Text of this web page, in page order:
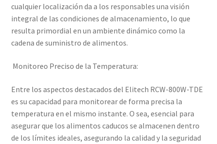
cualquier localización da a los responsables una visión
integral de las condiciones de almacenamiento, lo que
resulta primordial en un ambiente dinámico como la
cadena de suministro de alimentos.
Monitoreo Preciso de la Temperatura:
Entre los aspectos destacados del Elitech RCW-800W-TDE
es su capacidad para monitorear de forma precisa la
temperatura en el mismo instante. O sea, esencial para
asegurar que los alimentos caducos se almacenen dentro
de los límites ideales, asegurando la calidad y la seguridad